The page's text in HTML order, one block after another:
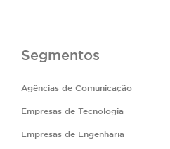
Segmentos
Agências de Comunicação
Empresas de Tecnologia
Empresas de Engenharia